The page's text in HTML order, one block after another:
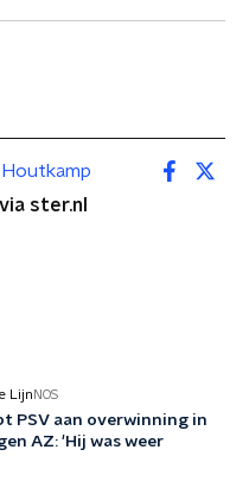
ster.nl
Lijn NOS
PSV aan overwinning in
AZ: 'Hij was weer